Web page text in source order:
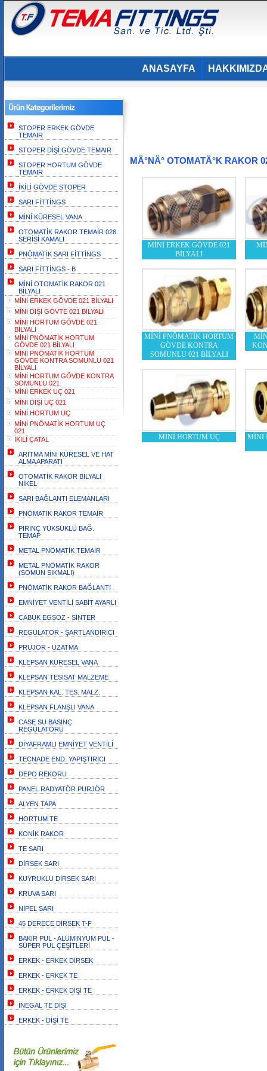
ANASAYFA
STOPER ERKEK GÖVDE
TEMAIR
STOPER DİŞİ GÖVDE TEMAIR
STOPER HORTUM GÖVDE
TEMAIR
İKİLİ GÖVDE STOPER
SARI FİTTİNGS
MİNİ KÜRESEL VANA
OTOMATİK RAKOR TEMAİR 026
SERİSİ KAMALI
PNÖMATİK SARI FİTTİNGS
SARI FİTTİNGS - B
MİNİ OTOMATİK RAKOR 021
BİLYALI
MİNİ ERKEK GÖVDE 021 BİLYALI
MİNİ DİŞİ GÖVTE 021 BİLYALI
MİNİ HORTUM GÖVDE 021
BİLYALI
MİNİ PNÖMATİK HORTUM
GÖVDE 021 BİLYALI
MİNİ PNÖMATİK HORTUM
GÖVDE KONTRA SOMUNLU 021
BİLYALI
MİNİ HORTUM GÖVDE KONTRA
SOMUNLU 021
MİNİ ERKEK UÇ 021
MİNİ DİŞİ UÇ 021
MİNİ HORTUM UÇ
MİNİ PNÖMATİK HORTUM UÇ
021
İKİLİ ÇATAL
ARITMA MİNİ KÜRESEL VE HAT
ALMA APARATI
OTOMATİK RAKOR BİLYALI
NİKEL
SARI BAĞLANTI ELEMANLARI
PNÖMATİK RAKOR TEMAİR
PİRİNÇ YÜKSÜKLÜ BAĞ.
TEMAP
METAL PNÖMATİK TEMAİR
METAL PNÖMATİK RAKOR
(SOMUN SIKMALI)
PNÖMATİK RAKOR BAĞLANTI
EMNİYET VENTİLİ SABİT AYARLI
CABUK EGSOZ - SİNTER
REGÜLATÖR - ŞARTLANDIRICI
PRUJÖR - UZATMA
KLEPSAN KÜRESEL VANA
KLEPSAN TESİSAT MALZEME
KLEPSAN KAL. TES. MALZ.
KLEPSAN FLANŞLI VANA
CASE SU BASINÇ
REGÜLATÖRÜ
DİYAFRAMLI EMNİYET VENTİLİ
TECNADE END. YAPIŞTIRICI
DEPO REKORU
PANEL RADYATÖR PURJÖR
ALYEN TAPA
HORTUM TE
KONİK RAKOR
TE SARI
DİRSEK SARI
KUYRUKLU DİRSEK SARI
KRUVA SARI
NİPEL SARI
45 DERECE DİRSEK T-F
BAKIR PUL - ALÜMİNYUM PUL -
SÜPER PUL ÇEŞİTLERİ
ERKEK - ERKEK DİRSEK
ERKEK - ERKEK TE
ERKEK - ERKEK DİŞİ TE
İNEGAL TE DİŞİ
ERKEK - DİŞİ TE
MÄ°NÄ° OTOMATÄ°K RAKOR
MİNİ ERKEK GÖVDE 021
BİLYALI
MİNİ PNÖMATİK HORTUM
GÖVDE KONTRA
SOMUNLU 021 BİLYALI
MİNİ HORTUM UÇ MİNİ